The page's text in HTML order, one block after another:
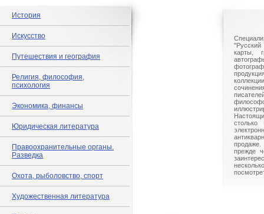
История
Искусство
Путешествия и география
Религия, философия,
психология
Экономика, финансы
Юридическая литература
Правоохранительные органы.
Разведка
Охота, рыболовство, спорт
Художественная литература
"Русский
карты,
столько
прежде